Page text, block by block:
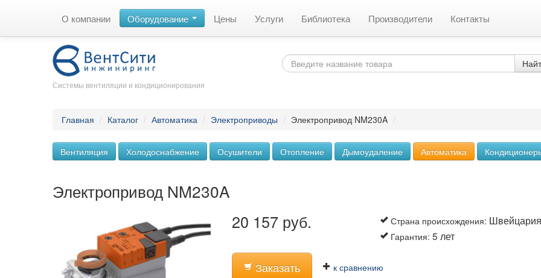
О компании Оборудование Цены Услуги Библиотека Производители Контакты
Системы вентиляции и кондиционирования
Главная / Каталог / Автоматика / Электроприводы / Электропривод NM230A /
Вентиляция Холодоснабжение Осушители Отопление Дымоудаление Автоматика
Электропривод NM230A
20 157 руб. Страна происхождения:
Гарантия:5 лет
Заказать к сравнению